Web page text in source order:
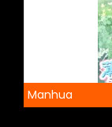
Manhua